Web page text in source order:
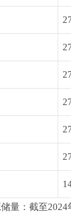
量：截至